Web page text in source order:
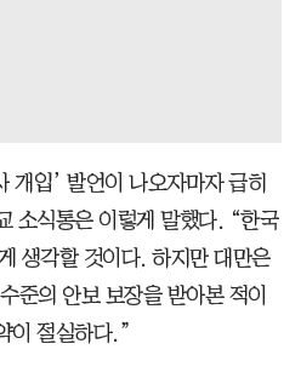
개입’ 발언이 나오자마자 급히
소식통은 이렇게 말했다. “한국
생각할 것이다. 하지만 대만은
준의 안보 보장을 받아본 적이
이 절실하다.”